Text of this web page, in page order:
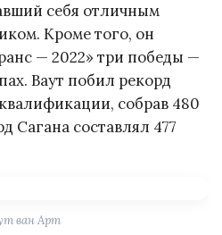
себя отличным
Кроме того, он
— 2022» три победы —
Ваут побил рекорд
собрав 480
Сагана составлял 477
ван Арт